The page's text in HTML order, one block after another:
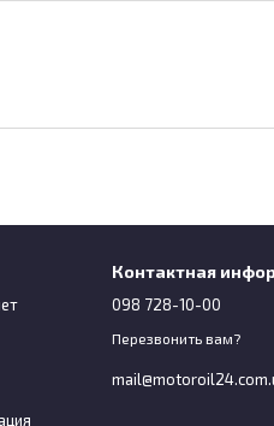
Контактная
098 728-10-00
Перезвонить вам?